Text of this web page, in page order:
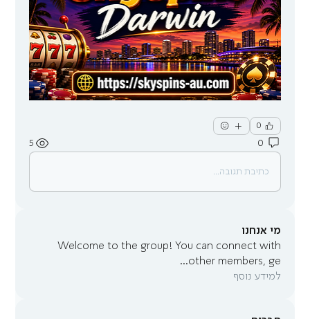
0
0
5
כתיבת תגובה...
מי אנחנו
Welcome to the group! You can connect with
other members, ge
...
למידע נוסף